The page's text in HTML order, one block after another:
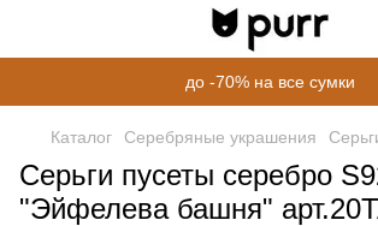
до -70% на все сумки
Каталог Серебряные украшения
Серьги пусеты серебро
"Эйфелева башня"